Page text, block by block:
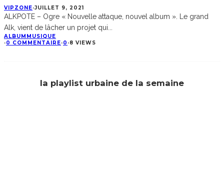
VIPZONE·JUILLET 9, 2021
ALKPOTE – Ogre « Nouvelle attaque, nouvel album ». Le grand
Alk, vient de lâcher un projet qui
ALBUM MUSIQUE
·0 COMMENTAIRE·0 ·8 VIEWS
la playlist urbaine de la semaine